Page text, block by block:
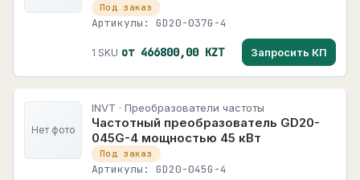
Под заказ
Артикулы: GD20-037G-4
1 SKU от 466800,00 KZT Запросить КП
Нет фото
INVT · Преобразователи частоты
Частотный преобразователь GD20-
045G-4 мощностью 45 кВт
Под заказ
Артикулы: GD20-045G-4